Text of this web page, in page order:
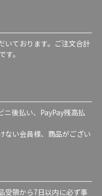
いております。ご注文合計
。
ニ後払い、PayPay残高払
ない会員様、商品がござい
受領から7日以内に必ず事